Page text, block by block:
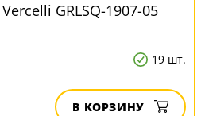
GRLSQ-1907-05
19 шт.
В КОРЗИНУ